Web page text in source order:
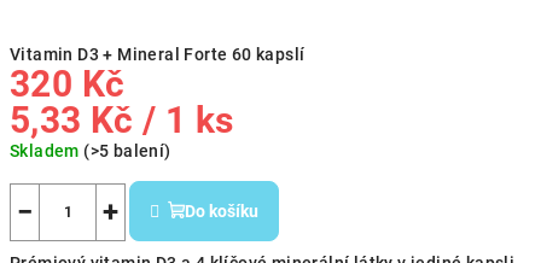
Vitamin D3 + Mineral Forte 60 kapslí
320 Kč
Měrná
cena:
5,33 Kč / 1 ks
Skladem (>5 balení)
+
− Do košíku